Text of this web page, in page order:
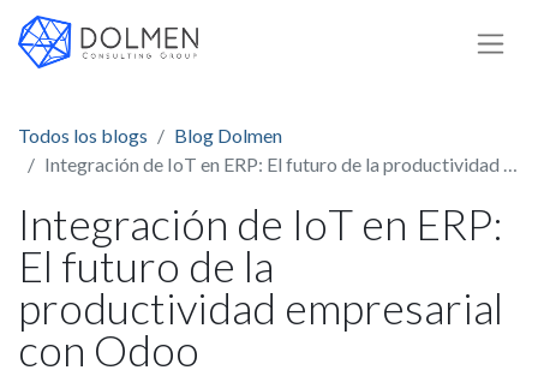
Todos los blogs
Blog Dolmen
Integración de IoT en ERP: El futuro de la productividad empresarial con Odoo
Integración de IoT en ERP:
El futuro de la
productividad empresarial
con Odoo